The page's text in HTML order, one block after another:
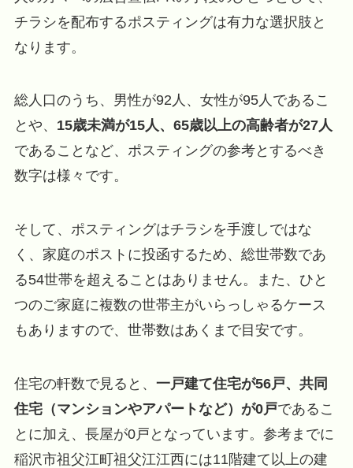
チラシを配布するポスティングは有力な選択肢と
なります。
総人口のうち、男性が92人、女性が95人であるこ
とや、 15歳未満が15人、65歳以上の高齢者が27人
であることなど、ポスティングの参考とするべき
数字は様々です。
そして、ポスティングはチラシを手渡しではな
く、家庭のポストに投函するため、総世帯数であ
る54世帯を超えることはありません。また、ひと
つのご家庭に複数の世帯主がいらっしゃるケース
もありますので、世帯数はあくまで目安です。
住宅の軒数で見ると、 一戸建て住宅が56戸、共同
住宅（マンションやアパートなど）が0戸であるこ
とに加え、長屋が0戸となっています。参考までに
稲沢市祖父江町祖父江江西には11階建て以上の建